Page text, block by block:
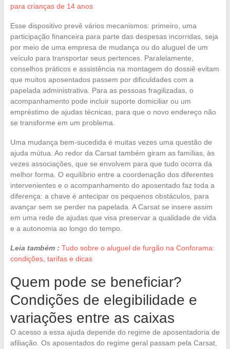
para crianças de 14 anos
Esse dispositivo prevê vários mecanismos: primeiro, uma
participação financeira para parte das despesas incorridas, seja
por meio de uma empresa de mudança ou do aluguel de um
veículo para transportar seus pertences. Paralelamente,
conselhos práticos e assistência na montagem do dossiê evitam
que muitos aposentados passem por dificuldades com a
papelada administrativa. Para as pessoas fragilizadas, o
acompanhamento pode incluir suporte domiciliar ou um
empréstimo de ajudas técnicas, para que o novo endereço não
se transforme em um problema.
Uma mudança bem-sucedida é muitas vezes uma questão de
ajuda mútua. Ao redor da Carsat também giram as famílias, às
vezes associações, que se envolvem para que tudo ocorra da
melhor forma. O equilíbrio entre a coordenação dos diferentes
intervenientes e o acompanhamento do aposentado faz toda a
diferença: a chave é antecipar os pequenos obstáculos, para
avançar sem se perder na papelada. A Carsat se insere assim
em uma rede de ajudas que visa preservar a qualidade de vida
e a autonomia ao longo do tempo.
Leia também : Tudo sobre o aluguel de furgão na Conforama:
condições, tarifas e dicas
Quem pode se beneficiar?
Condições de elegibilidade e
variações entre as caixas
O acesso a essa ajuda depende do regime de aposentadoria de
afiliação. Os aposentados do regime geral passam pela Carsat,